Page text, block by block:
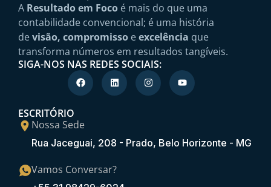
A Resultado em Foco é mais do que uma
contabilidade convencional; é uma história
devisão, compromisso eexcelência que
transforma números em resultados tangíveis.
SIGA-NOS NAS REDES SOCIAIS:
ESCRITÓRIO
Nossa Sede
Rua Jaceguai, 208 - Prado, Belo Horizonte - MG
Vamos Conversar?